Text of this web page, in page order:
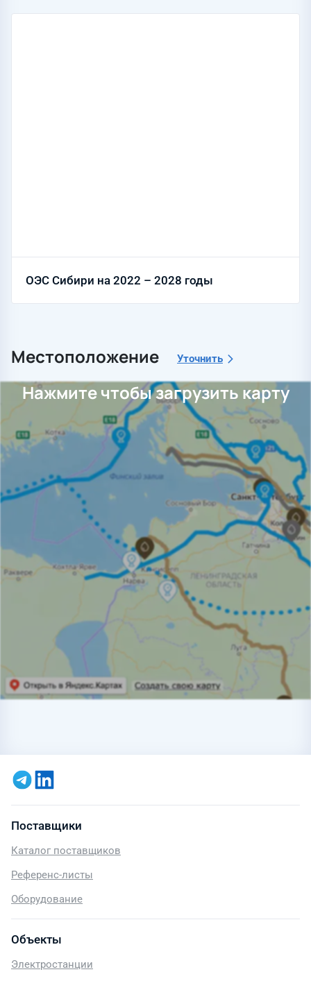
ОЭС Сибири на 2022 – 2028 годы
Местоположение Уточнить
Нажмите чтобы загрузить карту
Поставщики
Каталог поставщиков
Референс-листы
Оборудование
Объекты
Электростанции